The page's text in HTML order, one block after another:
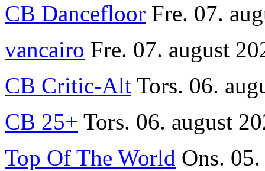
CB Dancefloor Fre. 07.
vancairo Fre. 07. august
CB Critic-Alt Tors. 06.
CB 25+ Tors. 06. august
Top Of The World Ons.